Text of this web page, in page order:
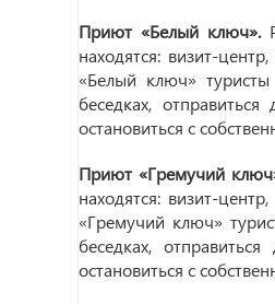
Приют «Белый ключ».
находятся: визит-
«Белый ключ»
беседках,
остановиться с
Приют «Гремучий
находятся: визит-
«Гремучий ключ»
беседках,
остановиться с